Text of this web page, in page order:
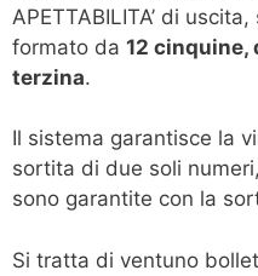
APETTABILITA’ di
formato da 12 cinquine,
terzina.
Il sistema garantisce la
sortita di due soli
sono garantite con la
Si tratta di ventuno